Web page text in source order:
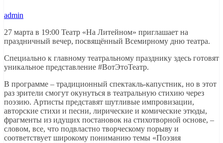
admin
27 марта в 19:00 Театр «На Литейном» приглашает на
праздничный вечер, посвящённый Всемирному дню театра.
Специально к главному театральному празднику здесь готовят
уникальное представление #ВотЭтоТеатр.
В программе – традиционный спектакль-капустник, но в этот
раз зрители смогут окунуться в театральную стихию через
поэзию. Артисты представят шутливые импровизации,
авторские стихи и песни, лирические и комические этюды,
фрагменты из идущих постановок на стихотворной основе, –
словом, все, что подвластно творческому порыву и
соответствует широкому пониманию темы «Поэзия